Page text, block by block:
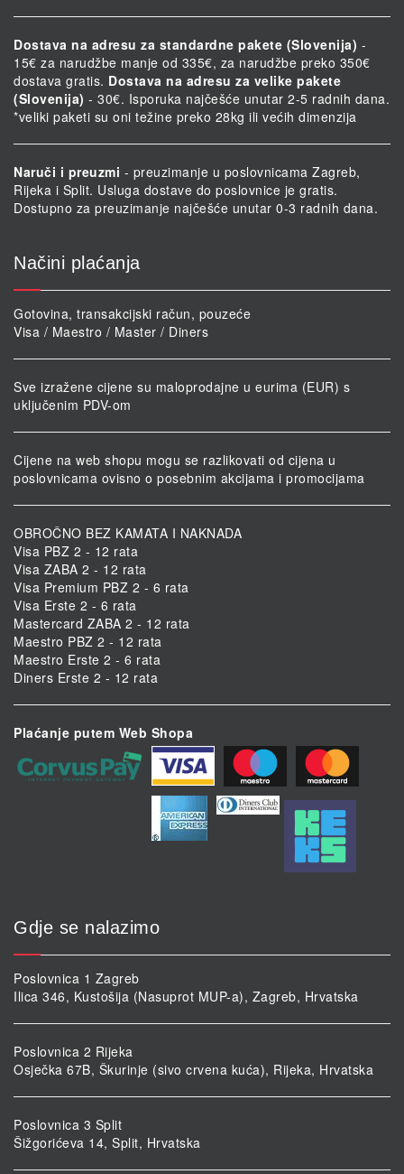
Dostava na adresu za standardne pakete (Slovenija) -
15€ za narudžbe manje od 335€, za narudžbe preko 350€
dostava gratis. Dostava na adresu za velike pakete
(Slovenija) - 30€. Isporuka najčešće unutar 2-5 radnih dana.
*veliki paketi su oni težine preko 28kg ili većih dimenzija
Naruči i preuzmi - preuzimanje u poslovnicama Zagreb,
Rijeka i Split. Usluga dostave do poslovnice je gratis.
Dostupno za preuzimanje najčešće unutar 0-3 radnih dana.
Načini plaćanja
Gotovina, transakcijski račun, pouzeće
Visa / Maestro / Master / Diners
Sve izražene cijene su maloprodajne u eurima (EUR) s
uključenim PDV-om
Cijene na web shopu mogu se razlikovati od cijena u
poslovnicama ovisno o posebnim akcijama i promocijama
OBROČNO BEZ KAMATA I NAKNADA
Visa PBZ 2 - 12 rata
Visa ZABA 2 - 12 rata
Visa Premium PBZ 2 - 6 rata
Visa Erste 2 - 6 rata
Mastercard ZABA 2 - 12 rata
Maestro PBZ 2 - 12 rata
Maestro Erste 2 - 6 rata
Diners Erste 2 - 12 rata
Plaćanje putem Web Shopa
Gdje se nalazimo
Poslovnica 1 Zagreb
Ilica 346, Kustošija (Nasuprot MUP-a), Zagreb, Hrvatska
Poslovnica 2 Rijeka
Osječka 67B, Škurinje (sivo crvena kuća), Rijeka, Hrvatska
Poslovnica 3 Split
Šižgorićeva 14, Split, Hrvatska